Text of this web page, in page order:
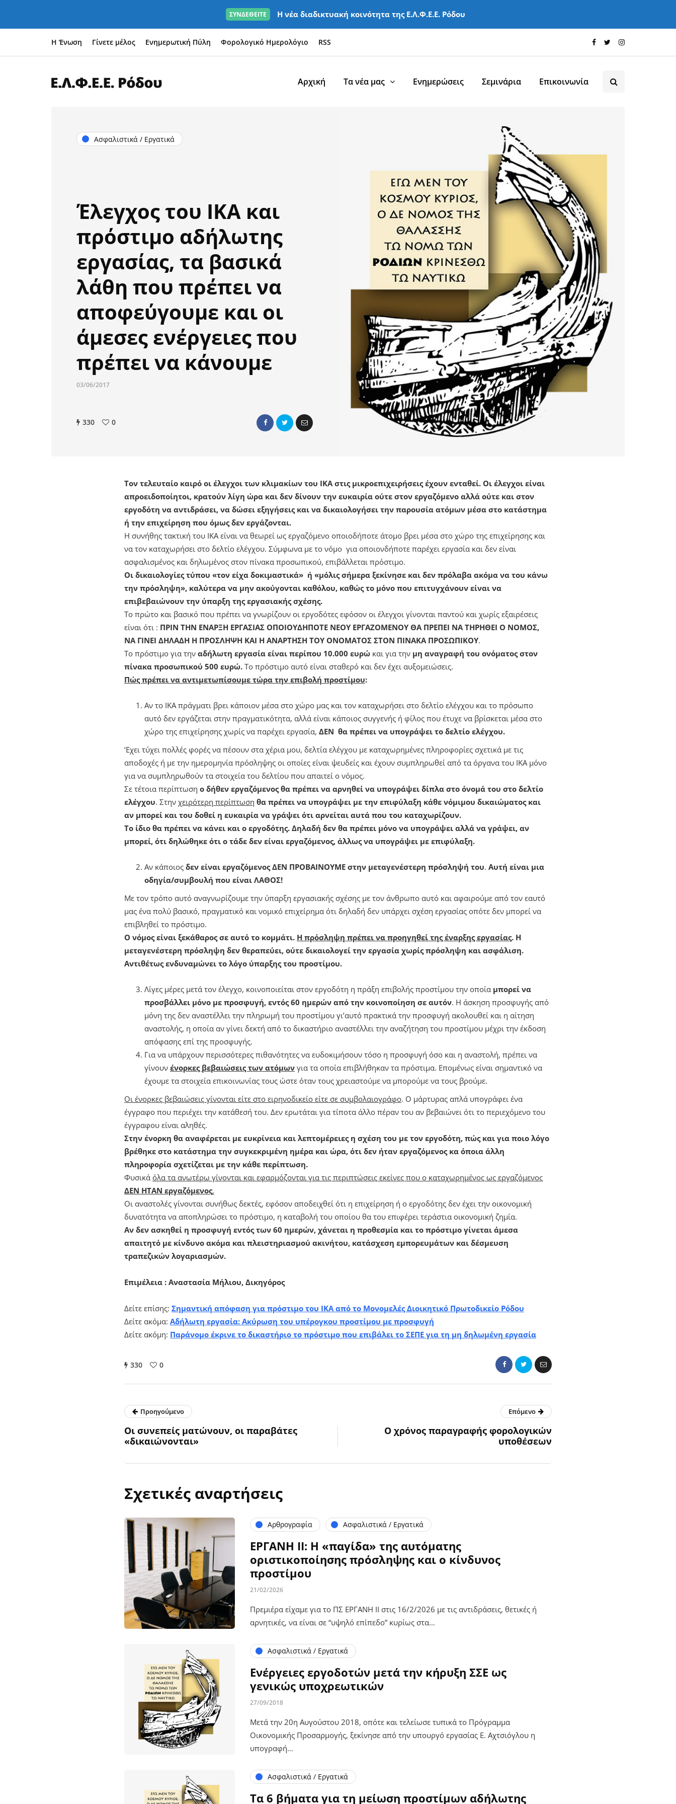
ΣΥΝΔΕΘΕΙΤΕ Η νέα διαδικτυακή κοινότητα της Ε.Λ.Φ.Ε.Ε. Ρόδου
Η Ένωση Γίνετε μέλος Ενημερωτική Πύλη Φορολογικό Ημερολόγιο RSS
Αρχική Τα νέα μας Ενημερώσεις Σεμινάρια Επικοινωνία
Ασφαλιστικά / Εργατικά
Έλεγχος του ΙΚΑ και
πρόστιμο αδήλωτης
εργασίας, τα βασικά
λάθη που πρέπει να
αποφεύγουμε και οι
άμεσες ενέργειες που
πρέπει να κάνουμε
03/06/2017
330 0
Τον τελευταίο καιρό οι έλεγχοι των κλιμακίων του ΙΚΑ στις μικροεπιχειρήσεις έχουν ενταθεί. Οι έλεγχοι είναι
απροειδοποίητοι, κρατούν λίγη ώρα και δεν δίνουν την ευκαιρία ούτε στον εργαζόμενο αλλά ούτε και στον
εργοδότη να αντιδράσει, να δώσει εξηγήσεις και να δικαιολογήσει την παρουσία ατόμων μέσα στο κατάστημα
ή την επιχείρηση που όμως δεν εργάζονται.
Η συνήθης τακτική του ΙΚΑ είναι να θεωρεί ως εργαζόμενο οποιοδήποτε άτομο βρει μέσα στο χώρο της επιχείρησης και
να τον καταχωρήσει στο δελτίο ελέγχου. Σύμφωνα με το νόμο για οποιονδήποτε παρέχει εργασία και δεν είναι
ασφαλισμένος και δηλωμένος στον πίνακα προσωπικού, επιβάλλεται πρόστιμο.
Οι δικαιολογίες τύπου «τον είχα δοκιμαστικά» ή «μόλις σήμερα ξεκίνησε και δεν πρόλαβα ακόμα να του κάνω
την πρόσληψη», καλύτερα να μην ακούγονται καθόλου, καθώς το μόνο που επιτυγχάνουν είναι να
επιβεβαιώνουν την ύπαρξη της εργασιακής σχέσης.
Το πρώτο και βασικό που πρέπει να γνωρίζουν οι εργοδότες εφόσον οι έλεγχοι γίνονται παντού και χωρίς εξαιρέσεις
είναι ότι : ΠΡΙΝ ΤΗΝ ΕΝΑΡΞΗ ΕΡΓΑΣΙΑΣ ΟΠΟΙΟΥΔΗΠΟΤΕ ΝΕΟΥ ΕΡΓΑΖΟΜΕΝΟΥ ΘΑ ΠΡΕΠΕΙ ΝΑ ΤΗΡΗΘΕΙ Ο ΝΟΜΟΣ,
ΝΑ ΓΙΝΕΙ ΔΗΛΑΔΗ Η ΠΡΟΣΛΗΨΗ ΚΑΙ Η ΑΝΑΡΤΗΣΗ ΤΟΥ ΟΝΟΜΑΤΟΣ ΣΤΟΝ ΠΙΝΑΚΑ ΠΡΟΣΩΠΙΚΟΥ.
Το πρόστιμο για την αδήλωτη εργασία είναι περίπου 10.000 ευρώ και για την μη αναγραφή του ονόματος στον
πίνακα προσωπικού 500 ευρώ. Το πρόστιμο αυτό είναι σταθερό και δεν έχει αυξομειώσεις.
Πώς πρέπει να αντιμετωπίσουμε τώρα την επιβολή προστίμου:
Αν το ΙΚΑ πράγματι βρει κάποιον μέσα στο χώρο μας και τον καταχωρήσει στο δελτίο ελέγχου και το πρόσωπο
αυτό δεν εργάζεται στην πραγματικότητα, αλλά είναι κάποιος συγγενής ή φίλος που έτυχε να βρίσκεται μέσα στο
χώρο της επιχείρησης χωρίς να παρέχει εργασία, ΔΕΝ θα πρέπει να υπογράψει το δελτίο ελέγχου.
‘Εχει τύχει πολλές φορές να πέσουν στα χέρια μου, δελτία ελέγχου με καταχωρημένες πληροφορίες σχετικά με τις
αποδοχές ή με την ημερομηνία πρόσληψης οι οποίες είναι ψευδείς και έχουν συμπληρωθεί από τα όργανα του ΙΚΑ μόνο
για να συμπληρωθούν τα στοιχεία του δελτίου που απαιτεί ο νόμος.
Σε τέτοια περίπτωση ο δήθεν εργαζόμενος θα πρέπει να αρνηθεί να υπογράψει δίπλα στο όνομά του στο δελτίο
ελέγχου. Στην χειρότερη περίπτωση θα πρέπει να υπογράψει με την επιφύλαξη κάθε νόμιμου δικαιώματος και
αν μπορεί και του δοθεί η ευκαιρία να γράψει ότι αρνείται αυτά που του καταχωρίζουν.
Το ίδιο θα πρέπει να κάνει και ο εργοδότης. Δηλαδή δεν θα πρέπει μόνο να υπογράψει αλλά να γράψει, αν
μπορεί, ότι δηλώθηκε ότι ο τάδε δεν είναι εργαζόμενος, άλλως να υπογράψει με επιφύλαξη.
Αν κάποιος δεν είναι εργαζόμενος ΔΕΝ ΠΡΟΒΑΙΝΟΥΜΕ στην μεταγενέστερη πρόσληψή του. Αυτή είναι μια
οδηγία/συμβουλή που είναι ΛΑΘΟΣ!
Με τον τρόπο αυτό αναγνωρίζουμε την ύπαρξη εργασιακής σχέσης με τον άνθρωπο αυτό και αφαιρούμε από τον εαυτό
μας ένα πολύ βασικό, πραγματικό και νομικό επιχείρημα ότι δηλαδή δεν υπάρχει σχέση εργασίας οπότε δεν μπορεί να
επιβληθεί το πρόστιμο.
Ο νόμος είναι ξεκάθαρος σε αυτό το κομμάτι. Η πρόσληψη πρέπει να προηγηθεί της έναρξης εργασίας. Η
μεταγενέστερη πρόσληψη δεν θεραπεύει, ούτε δικαιολογεί την εργασία χωρίς πρόσληψη και ασφάλιση.
Αντιθέτως ενδυναμώνει το λόγο ύπαρξης του προστίμου.
Λίγες μέρες μετά τον έλεγχο, κοινοποιείται στον εργοδότη η πράξη επιβολής προστίμου την οποία μπορεί να
προσβάλλει μόνο με προσφυγή, εντός 60 ημερών από την κοινοποίηση σε αυτόν. Η άσκηση προσφυγής από
μόνη της δεν αναστέλλει την πληρωμή του προστίμου γι’αυτό πρακτικά την προσφυγή ακολουθεί και η αίτηση
αναστολής, η οποία αν γίνει δεκτή από το δικαστήριο αναστέλλει την αναζήτηση του προστίμου μέχρι την έκδοση
απόφασης επί της προσφυγής.
Για να υπάρχουν περισσότερες πιθανότητες να ευδοκιμήσουν τόσο η προσφυγή όσο και η αναστολή, πρέπει να
γίνουν ένορκες βεβαιώσεις των ατόμων για τα οποία επιβλήθηκαν τα πρόστιμα. Επομένως είναι σημαντικό να
έχουμε τα στοιχεία επικοινωνίας τους ώστε όταν τους χρειαστούμε να μπορούμε να τους βρούμε.
Οι ένορκες βεβαιώσεις γίνονται είτε στο ειρηνοδικείο είτε σε συμβολαιογράφο. Ο μάρτυρας απλά υπογράφει ένα
έγγραφο που περιέχει την κατάθεσή του. Δεν ερωτάται για τίποτα άλλο πέραν του αν βεβαιώνει ότι το περιεχόμενο του
έγγραφου είναι αληθές.
Στην ένορκη θα αναφέρεται με ευκρίνεια και λεπτομέρειες η σχέση του με τον εργοδότη, πώς και για ποιο λόγο
βρέθηκε στο κατάστημα την συγκεκριμένη ημέρα και ώρα, ότι δεν ήταν εργαζόμενος κα όποια άλλη
πληροφορία σχετίζεται με την κάθε περίπτωση.
Φυσικά όλα τα ανωτέρω γίνονται και εφαρμόζονται για τις περιπτώσεις εκείνες που ο καταχωρημένος ως εργαζόμενος
ΔΕΝ ΗΤΑΝ εργαζόμενος.
Οι αναστολές γίνονται συνήθως δεκτές, εφόσον αποδειχθεί ότι η επιχείρηση ή ο εργοδότης δεν έχει την οικονομική
δυνατότητα να αποπληρώσει το πρόστιμο, η καταβολή του οποίου θα του επιφέρει τεράστια οικονομική ζημία.
Αν δεν ασκηθεί η προσφυγή εντός των 60 ημερών, χάνεται η προθεσμία και το πρόστιμο γίνεται άμεσα
απαιτητό με κίνδυνο ακόμα και πλειστηριασμού ακινήτου, κατάσχεση εμπορευμάτων και δέσμευση
τραπεζικών λογαριασμών.
Επιμέλεια : Αναστασία Μήλιου, Δικηγόρος
Δείτε επίσης: Σημαντική απόφαση για πρόστιμο του ΙΚΑ από το Μονομελές Διοικητικό Πρωτοδικείο Ρόδου
Δείτε ακόμα: Αδήλωτη εργασία: Ακύρωση του υπέρογκου προστίμου με προσφυγή
Δείτε ακόμη: Παράνομο έκρινε το δικαστήριο το πρόστιμο που επιβάλει το ΣΕΠΕ για τη μη δηλωμένη εργασία
330 0
Προηγούμενο
Οι συνεπείς ματώνουν, οι παραβάτες
«δικαιώνονται»
Επόμενο
Ο χρόνος παραγραφής φορολογικών
υποθέσεων
Σχετικές αναρτήσεις
Αρθρογραφία Ασφαλιστικά / Εργατικά
ΕΡΓΑΝΗ ΙΙ: Η «παγίδα» της αυτόματης
οριστικοποίησης πρόσληψης και ο κίνδυνος
προστίμου
21/02/2026
Πρεμιέρα είχαμε για το ΠΣ ΕΡΓΑΝΗ ΙΙ στις 16/2/2026 με τις αντιδράσεις, θετικές ή
αρνητικές, να είναι σε “υψηλό επίπεδο” κυρίως στα…
Ασφαλιστικά / Εργατικά
Ενέργειες εργοδοτών μετά την κήρυξη ΣΣΕ ως
γενικώς υποχρεωτικών
27/09/2018
Μετά την 20η Αυγούστου 2018, οπότε και τελείωσε τυπικά το Πρόγραμμα
Οικονομικής Προσαρμογής, ξεκίνησε από την υπουργό εργασίας Ε. Αχτσιόγλου η
υπογραφή…
Ασφαλιστικά / Εργατικά
Τα 6 βήματα για τη μείωση προστίμων αδήλωτης